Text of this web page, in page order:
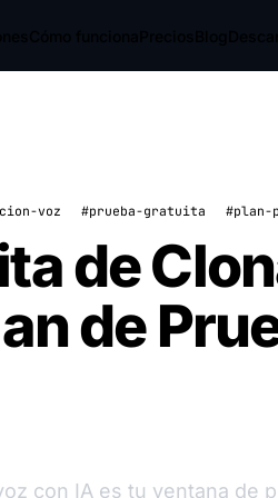
voz #prueba-gratuita #plan-
de
de
con IA es tu ventana de